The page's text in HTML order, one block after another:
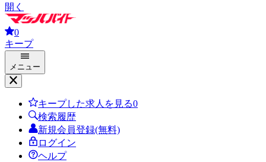
開く
0
キープ
メニュー
キープした求人を見る0
検索履歴
新規会員登録(無料)
ログイン
ヘルプ